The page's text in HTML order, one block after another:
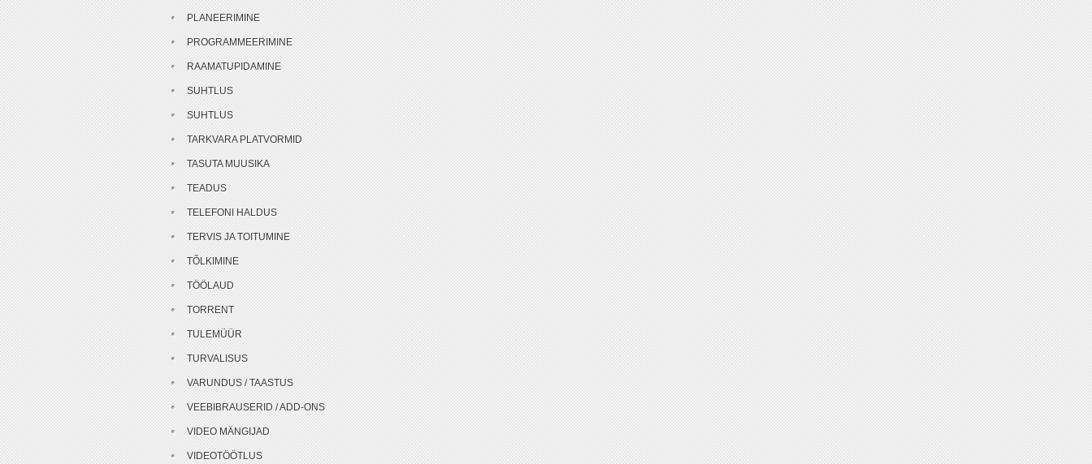
PLANEERIMINE
PROGRAMMEERIMINE
RAAMATUPIDAMINE
SUHTLUS
SUHTLUS
TARKVARA PLATVORMID
TASUTA MUUSIKA
TEADUS
TELEFONI HALDUS
TERVIS JA TOITUMINE
TÕLKIMINE
TÖÖLAUD
TORRENT
TULEMÜÜR
TURVALISUS
VARUNDUS / TAASTUS
VEEBIBRAUSERID / ADD-ONS
VIDEO MÄNGIJAD
VIDEOTÖÖTLUS